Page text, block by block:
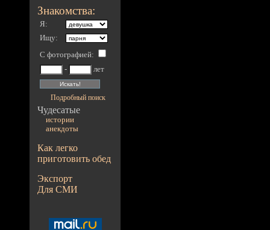
Знакомства:
Я:
Ищу:
С фотографией:
-
лет
Подробный поиск
Чудесатые
истории
анекдоты
Как легко
приготовить обед
Экспорт
Для СМИ